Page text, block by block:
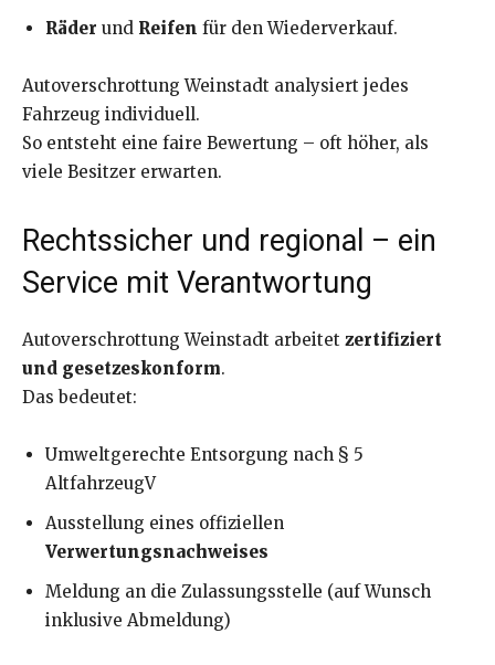
Räder und Reifen für den Wiederverkauf.
Autoverschrottung Weinstadt analysiert jedes
Fahrzeug individuell.
So entsteht eine faire Bewertung – oft höher, als
viele Besitzer erwarten.
Rechtssicher und regional – ein
Service mit Verantwortung
Autoverschrottung Weinstadt arbeitet zertifiziert
und gesetzeskonform.
Das bedeutet:
Umweltgerechte Entsorgung nach § 5
AltfahrzeugV
Ausstellung eines offiziellen
Verwertungsnachweises
Meldung an die Zulassungsstelle (auf Wunsch
inklusive Abmeldung)